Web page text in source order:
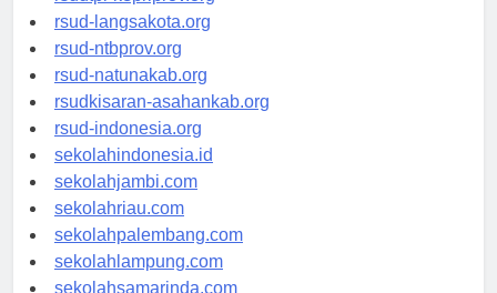
rsudtpi-kepriprov.org
rsud-langsakota.org
rsud-ntbprov.org
rsud-natunakab.org
rsudkisaran-asahankab.org
rsud-indonesia.org
sekolahindonesia.id
sekolahjambi.com
sekolahriau.com
sekolahpalembang.com
sekolahlampung.com